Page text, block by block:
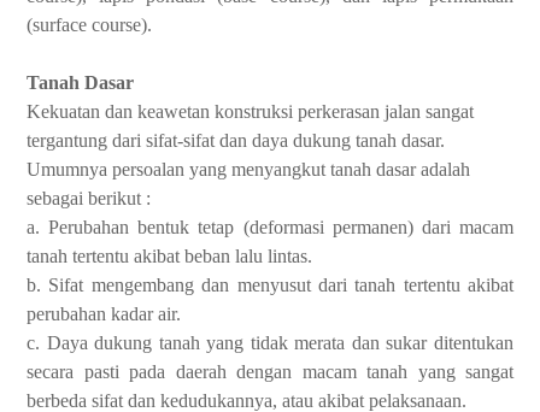
(surface course).
Tanah Dasar
Kekuatan dan keawetan konstruksi perkerasan jalan sangat
tergantung dari sifat-sifat dan daya dukung tanah dasar.
Umumnya persoalan yang menyangkut tanah dasar adalah
sebagai berikut :
a. Perubahan bentuk tetap (deformasi permanen) dari macam
tanah tertentu akibat beban lalu lintas.
b. Sifat mengembang dan menyusut dari tanah tertentu akibat
perubahan kadar air.
c. Daya dukung tanah yang tidak merata dan sukar ditentukan
secara pasti pada daerah dengan macam tanah yang sangat
berbeda sifat dan kedudukannya, atau akibat pelaksanaan.